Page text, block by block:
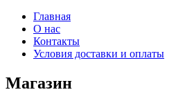
Главная
О нас
Контакты
Условия доставки и оплаты
Магазин